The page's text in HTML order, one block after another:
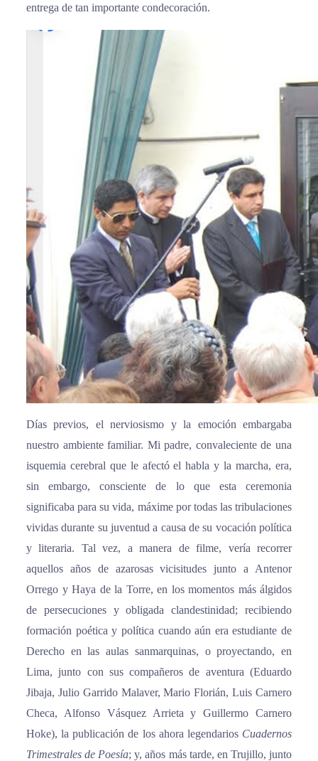
entrega de tan importante condecoración.
Días previos, el nerviosismo y la emoción embargaba
nuestro ambiente familiar. Mi padre, convaleciente de una
isquemia cerebral que le afectó el habla y la marcha, era,
sin embargo, consciente de lo que esta ceremonia
significaba para su vida, máxime por todas las tribulaciones
vividas durante su juventud a causa de su vocación política
y literaria. Tal vez, a manera de filme, vería recorrer
aquellos años de azarosas vicisitudes junto a Antenor
Orrego y Haya de la Torre, en los momentos más álgidos
de persecuciones y obligada clandestinidad; recibiendo
formación poética y política cuando aún era estudiante de
Derecho en las aulas sanmarquinas, o proyectando, en
Lima, junto con sus compañeros de aventura (Eduardo
Jibaja, Julio Garrido Malaver, Mario Florián, Luis Carnero
Checa, Alfonso Vásquez Arrieta y Guillermo Carnero
Hoke), la publicación de los ahora legendarios Cuadernos
Trimestrales de Poesía; y, años más tarde, en Trujillo, junto